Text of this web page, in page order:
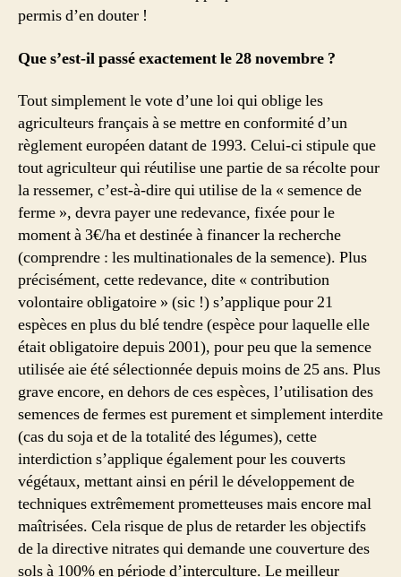
permis d’en douter !
Que s’est-il passé exactement le 28 novembre ?
Tout simplement le vote d’une loi qui oblige les
agriculteurs français à se mettre en conformité d’un
règlement européen datant de 1993. Celui-ci stipule que
tout agriculteur qui réutilise une partie de sa récolte pour
la ressemer, c’est-à-dire qui utilise de la « semence de
ferme », devra payer une redevance, fixée pour le
moment à 3€/ha et destinée à financer la recherche
(comprendre : les multinationales de la semence). Plus
précisément, cette redevance, dite « contribution
volontaire obligatoire » (sic !) s’applique pour 21
espèces en plus du blé tendre (espèce pour laquelle elle
était obligatoire depuis 2001), pour peu que la semence
utilisée aie été sélectionnée depuis moins de 25 ans. Plus
grave encore, en dehors de ces espèces, l’utilisation des
semences de fermes est purement et simplement interdite
(cas du soja et de la totalité des légumes), cette
interdiction s’applique également pour les couverts
végétaux, mettant ainsi en péril le développement de
techniques extrêmement prometteuses mais encore mal
maîtrisées. Cela risque de plus de retarder les objectifs
de la directive nitrates qui demande une couverture des
sols à 100% en période d’interculture. Le meilleur